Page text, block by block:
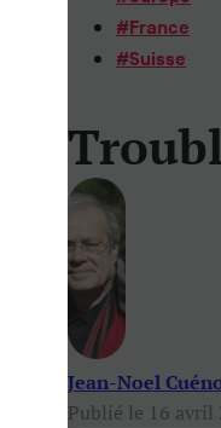
#France
#Suisse
Jean-Noel
Publié le 16 avril